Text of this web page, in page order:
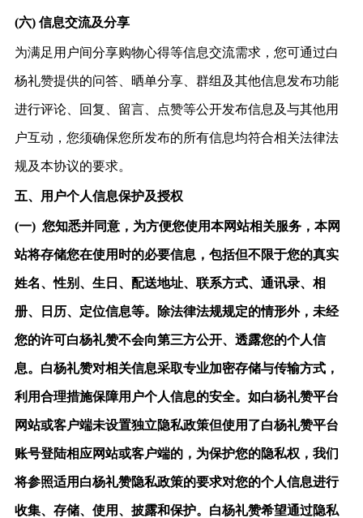
(六)信息交流及分享
为满足用户间分享购物心得等信息交流需求，您可通过白
杨礼赞提供的问答、晒单分享、群组及其他信息发布功能
进行评论、回复、留言、点赞等公开发布信息及与其他用
户互动，您须确保您所发布的所有信息均符合相关法律法
规及本协议的要求。
五、用户个人信息保护及授权
(一)您知悉并同意，为方便您使用本网站相关服务，本网
站将存储您在使用时的必要信息，包括但不限于您的真实
姓名、性别、生日、配送地址、联系方式、通讯录、相
册、日历、定位信息等。除法律法规规定的情形外，未经
您的许可白杨礼赞不会向第三方公开、透露您的个人信
息。白杨礼赞对相关信息采取专业加密存储与传输方式，
利用合理措施保障用户个人信息的安全。如白杨礼赞平台
网站或客户端未设置独立隐私政策但使用了白杨礼赞平台
账号登陆相应网站或客户端的，为保护您的隐私权，我们
将参照适用白杨礼赞隐私政策的要求对您的个人信息进行
收集、存储、使用、披露和保护。白杨礼赞希望通过隐私